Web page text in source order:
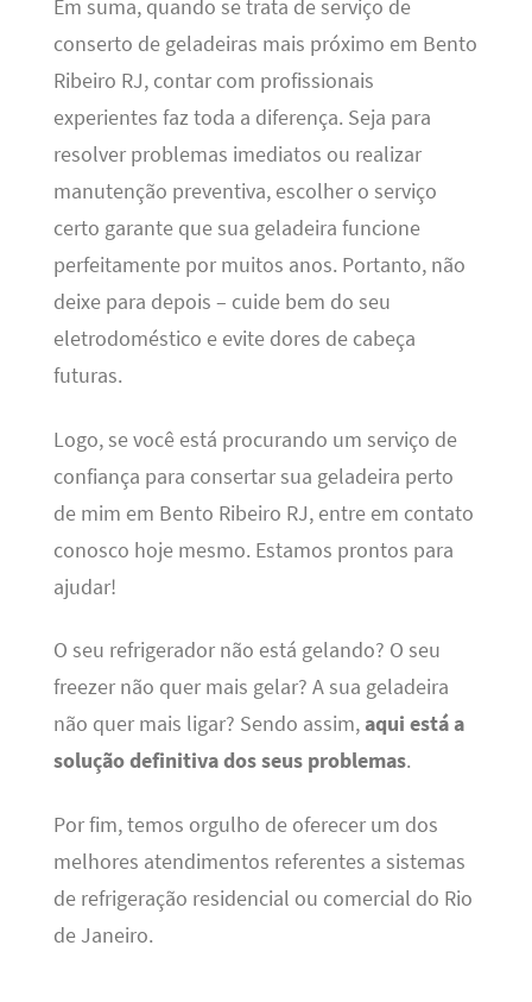
Em suma, quando se trata de serviço de
conserto de geladeiras mais próximo em Bento
Ribeiro RJ, contar com profissionais
experientes faz toda a diferença. Seja para
resolver problemas imediatos ou realizar
manutenção preventiva, escolher o serviço
certo garante que sua geladeira funcione
perfeitamente por muitos anos. Portanto, não
deixe para depois – cuide bem do seu
eletrodoméstico e evite dores de cabeça
futuras.
Logo, se você está procurando um serviço de
confiança para consertar sua geladeira perto
de mim em Bento Ribeiro RJ, entre em contato
conosco hoje mesmo. Estamos prontos para
ajudar!
O seu refrigerador não está gelando? O seu
freezer não quer mais gelar? A sua geladeira
não quer mais ligar? Sendo assim,aqui está a
solução definitiva dos seus problemas.
Por fim, temos orgulho de oferecer um dos
melhores atendimentos referentes a sistemas
de refrigeração residencial ou comercial do Rio
de Janeiro.